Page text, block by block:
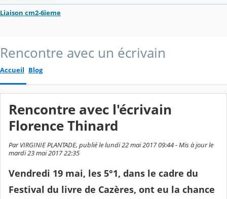
Liaison cm2-6ieme
Rencontre avec un écrivain
Accueil Blog
Rencontre avec l'écrivain
Florence Thinard
Par VIRGINIE PLANTADE, publié le lundi 22 mai 2017 09:44 - Mis à jour le
mardi 23 mai 2017 22:35
Vendredi 19 mai, les 5°1, dans le cadre du
Festival du livre de Cazères, ont eu la chance